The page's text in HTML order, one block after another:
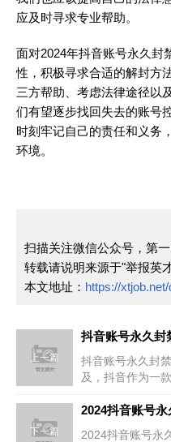
应及时寻求专业帮助。
面对2024年抖音账号永久封
性，积极寻求合适的解封方
三方帮助、考虑法律途径以
们有望逐步找回失去的账号
时刻牢记自己的责任和义务
环境。
扫描关注微信公众号，第
转载请说明来源于"举报英
本文地址： https://
上一篇
抖音账号永久封
抖音账号永久封
及，抖音作为一
下一篇
2024抖音账号
2024抖音账号永